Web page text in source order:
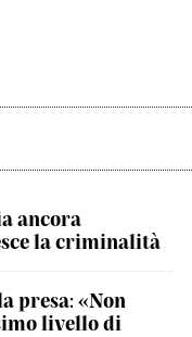
ancora
la criminalità
presa: «Non
livello di